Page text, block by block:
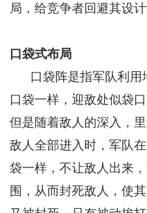
局，给竞争者回避其设
口袋式布局
口袋阵是指军队利用
口袋一样，迎敌处似袋
但是随着敌人的深入，
敌人全部进入时，军队
袋一样，不让敌人出来
围，从而封死敌人，使